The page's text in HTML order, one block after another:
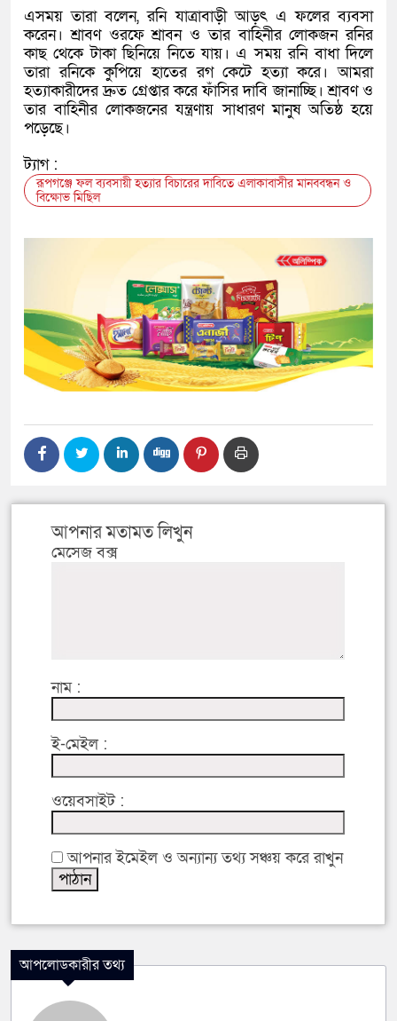
এসময় তারা বলেন, রনি যাত্রাবাড়ী আড়ৎ এ ফলের ব্যবসা
করেন। শ্রাবণ ওরফে শ্রাবন ও তার বাহিনীর লোকজন রনির
কাছ থেকে টাকা ছিনিয়ে নিতে যায়। এ সময় রনি বাধা দিলে
তারা রনিকে কুপিয়ে হাতের রগ কেটে হত্যা করে। আমরা
হত্যাকারীদের দ্রুত গ্রেপ্তার করে ফাঁসির দাবি জানাচ্ছি। শ্রাবণ ও
তার বাহিনীর লোকজনের যন্ত্রণায় সাধারণ মানুষ অতিষ্ঠ হয়ে
পড়েছে।
ট্যাগ :
রূপগঞ্জে ফল ব্যবসায়ী হত্যার বিচারের দাবিতে এলাকাবাসীর মানববন্ধন ও
বিক্ষোভ মিছিল
আপনার মতামত লিখুন
মেসেজ বক্স
নাম :
ই-মেইল :
ওয়েবসাইট :
আপনার ইমেইল ও অন্যান্য তথ্য সঞ্চয় করে রাখুন
আপলোডকারীর তথ্য